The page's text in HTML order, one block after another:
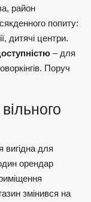
район
попиту:
дитячі центри.
– для
Поруч
вигідна для
орендар
змінився на